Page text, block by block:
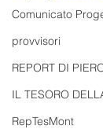
Comunicato
provvisori
REPORT DI
IL TESORO
RepTesMont